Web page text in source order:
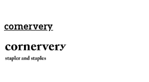
cornervery